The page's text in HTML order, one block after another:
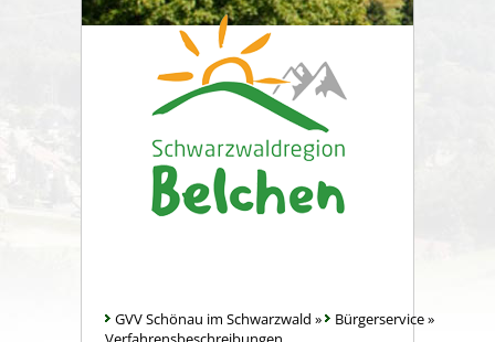
GVV Schönau im Schwarzwald » Bürgerservice»